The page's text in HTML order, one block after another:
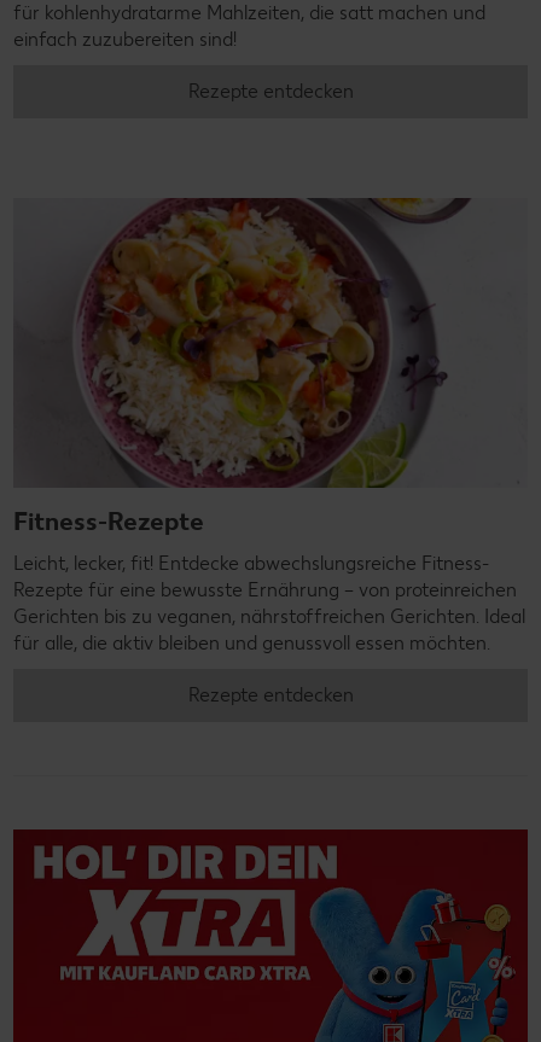
für kohlenhydratarme Mahlzeiten, die satt machen und
einfach zuzubereiten sind!
Rezepte entdecken
Fitness-Rezepte
Leicht, lecker, fit! Entdecke abwechslungsreiche Fitness-
Rezepte für eine bewusste Ernährung – von proteinreichen
Gerichten bis zu veganen, nährstoffreichen Gerichten. Ideal
für alle, die aktiv bleiben und genussvoll essen möchten.
Rezepte entdecken